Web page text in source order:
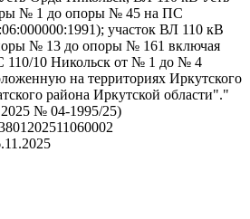
№ 1 до опоры № 45 на ПС
участок ВЛ 110 кВ
№ 13 до опоры № 161 включая
110/10 Никольск от № 1 до № 4
на территориях Иркутского
района Иркутской области"."
№ 04-1995/25)